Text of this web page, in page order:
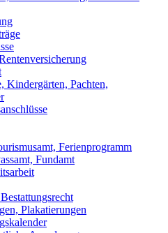
Kindergärten, Pachten,
Ferienprogramm
Fundamt
Plakatierungen